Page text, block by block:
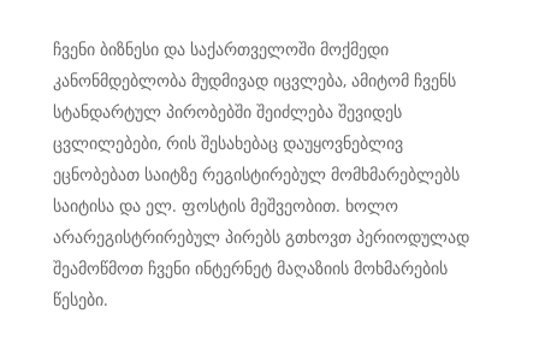
ჩვენი ბიზნესი და საქართველოში მოქმედი
კანონმდებლობა მუდმივად იცვლება, ამიტომ ჩვენს
სტანდარტულ პირობებში შეიძლება შევიდეს
ცვლილებები, რის შესახებაც დაუყოვნებლივ
ეცნობებათ საიტზე რეგისტირებულ მომხმარებლებს
საიტისა და ელ. ფოსტის მეშვეობით. ხოლო
არარეგისტრირებულ პირებს გთხოვთ პერიოდულად
შეამოწმოთ ჩვენი ინტერნეტ მაღაზიის მოხმარების
წესები.